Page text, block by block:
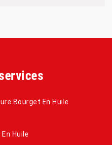
Bourget En Huile
Huile